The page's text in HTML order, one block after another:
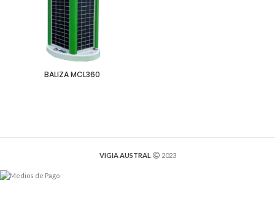
BALIZA MCL360
VIGIA AUSTRAL 2023